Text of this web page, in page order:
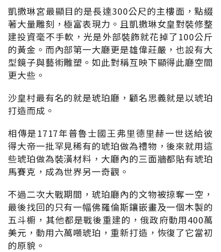
凱撒琳宮最顯目的是長達300公尺的主樓面，點綴
著大量雕刻，極富表現力。且凱撒琳女皇對裝修整
建投資毫不手軟，光是外部裝飾就花掉了100公斤
的黃金。而內部第一大廳更是雄偉莊嚴，也設有大
型鏡子與藝術雕塑。如此對稱互映下顯得此廳空間
更大些。
沙皇村最有名的就是琥珀廳，顧名思義就是以琥珀
打造而成。
相傳是1717年普魯士國王弗里德里赫一世送給彼
得大帝一批罕見稀有的琥珀做為禮物，後來就用這
些琥珀做為裝潢材料，大廳內的三面牆都貼有琥珀
馬賽克，成為世界另一奇觀。
不過二次大戰期間，琥珀廳內的文物被掠奪一空，
最後找回的只有一幅佛羅倫斯鑲嵌畫及一個木製的
五斗櫥，其他都是戰後重建的，俄政府動用400萬
美元，動用六萬噸琥珀，重新打造，恢復了它當初
的原貌。